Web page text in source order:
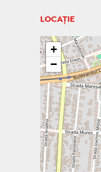
LOCAȚIE
+
−